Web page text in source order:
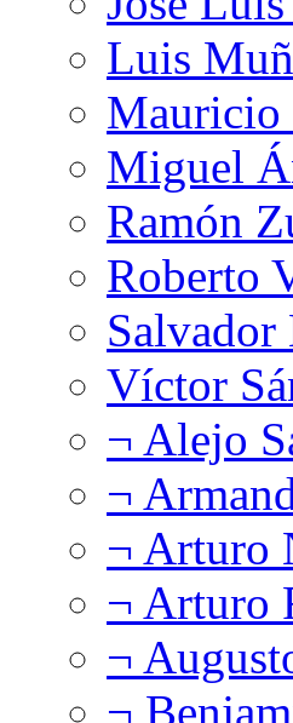
Luis
Mauricio
Miguel
Ramón
Roberto
Salvador
Víctor
¬ Alejo
¬
¬ Arturo
¬ Arturo
¬
¬